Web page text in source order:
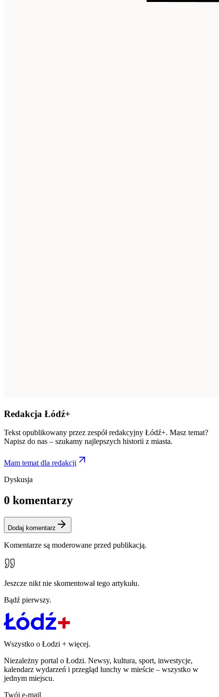
Redakcja Łódź+
Tekst opublikowany przez zespół redakcyjny Łódź+. Masz temat?
Napisz do nas – szukamy najlepszych historii z miasta.
Mam temat dla redakcji
Dyskusja
0 komentarzy
Dodaj komentarz
Komentarze są moderowane przed publikacją.
Jeszcze nikt nie skomentował tego artykułu.
Bądź pierwszy.
Wszystko o Łodzi + więcej.
Niezależny portal o Łodzi. Newsy, kultura, sport, inwestycje,
kalendarz wydarzeń i przegląd lunchy w mieście – wszystko w
jednym miejscu.
Twój e-mail